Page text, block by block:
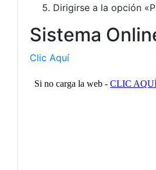
Dirigirse a la opción
Sistema
Clic Aquí